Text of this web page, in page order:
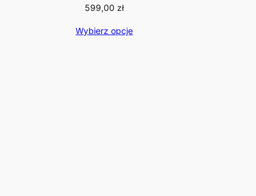
599,00 zł
Wybierz opcje